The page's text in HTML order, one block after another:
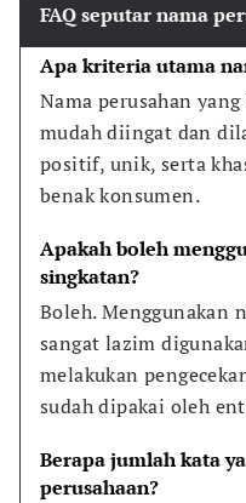
FAQ seputar nama
Apa kriteria utama
Nama perusahan
mudah diingat dan
positif, unik, serta
benak konsumen.
Apakah boleh
singkatan?
Boleh. Menggunakan
sangat lazim
melakukan
sudah dipakai oleh
Berapa jumlah kata
perusahaan?